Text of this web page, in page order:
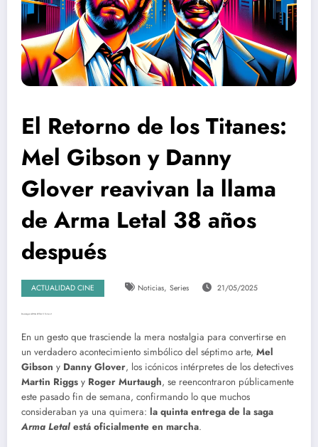
El Retorno de los Titanes:
Mel Gibson y Danny
Glover reavivan la llama
de Arma Letal 38 años
después
ACTUALIDAD CINE Noticias, Series 21/05/2025
Descargar ARMA LETAL 5 Torrent
En un gesto que trasciende la mera nostalgia para convertirse en
un verdadero acontecimiento simbólico del séptimo arte, Mel
Gibson y Danny Glover, los icónicos intérpretes de los detectives
Martin Riggs y Roger Murtaugh, se reencontraron públicamente
este pasado fin de semana, confirmando lo que muchos
consideraban ya una quimera: la quinta entrega de la saga
Arma Letal está oficialmente en marcha.